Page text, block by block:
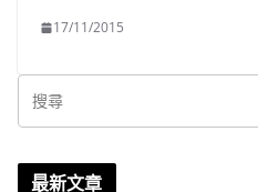
17/11/2015
最新文章